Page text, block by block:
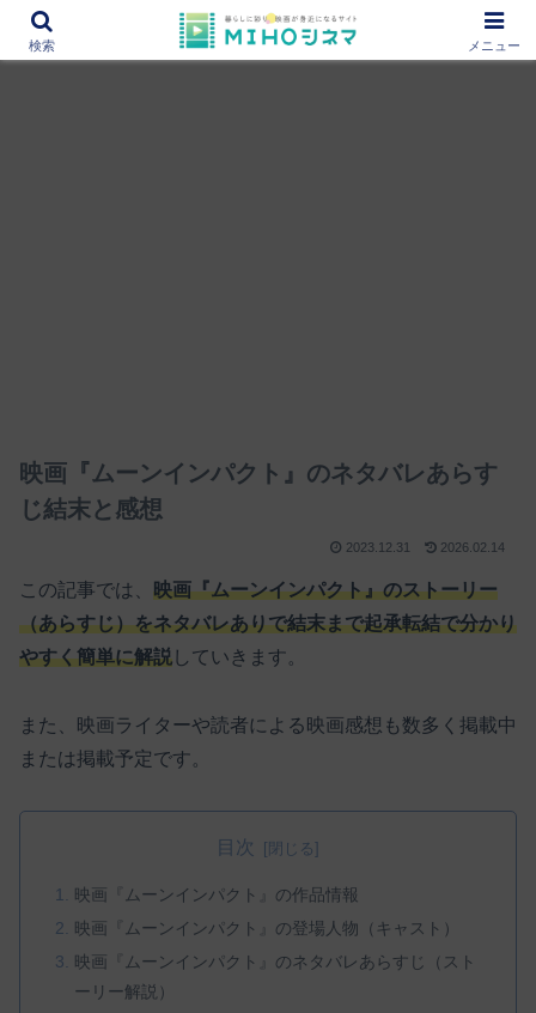
12000作品を紹介！あなたの映画図書館『MIHOシネマ』
映画『ムーンインパクト』のネタバレあらす
じ結末と感想
2023.12.31 2026.02.14
この記事では、 映画『ムーンインパクト』のストーリー
（あらすじ）をネタバレありで結末まで起承転結で分かり
やすく簡単に解説 していきます。
また、映画ライターや読者による映画感想も数多く掲載中
または掲載予定です。
目次
映画『ムーンインパクト』の作品情報
映画『ムーンインパクト』の登場人物（キャスト）
映画『ムーンインパクト』のネタバレあらすじ（スト
ーリー解説）
検索 メニュー